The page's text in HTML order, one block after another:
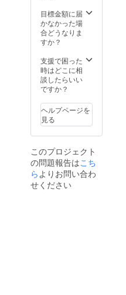
目標金額に届
かなかった場
合どうなりま
すか？
支援で困った
時はどこに相
談したらいい
ですか？
ヘルプページを
見る
このプロジェクト
の問題報告はこち
ら よりお問い合わ
せください